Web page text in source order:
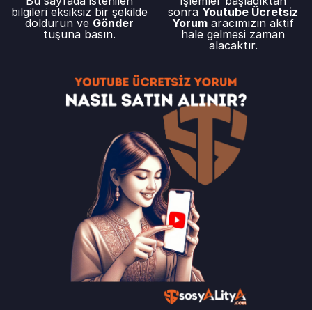
bilgileri eksiksiz bir şekilde
doldurun ve Gönder
tuşuna basın.
sonra Youtube Ücretsiz
Yorum aracımızın aktif
hale gelmesi zaman
alacaktır.